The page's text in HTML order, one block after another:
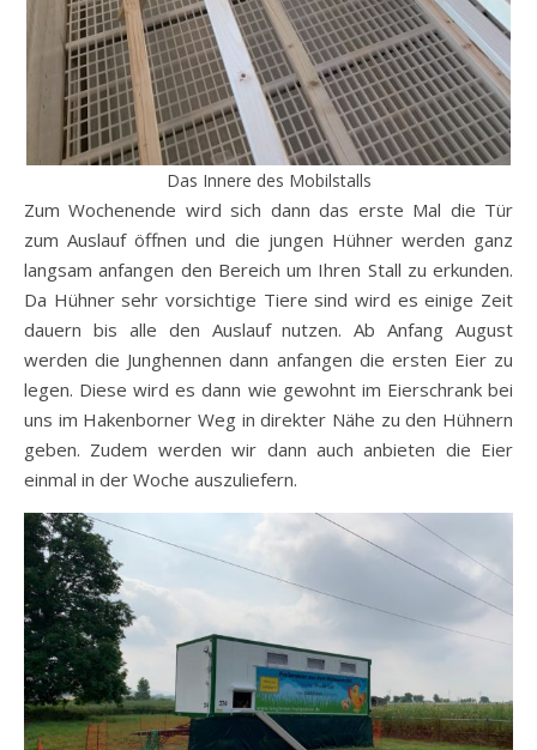
Das Innere des Mobilstalls
Zum Wochenende wird sich dann das erste Mal die Tür
zum Auslauf öffnen und die jungen Hühner werden ganz
langsam anfangen den Bereich um Ihren Stall zu erkunden.
Da Hühner sehr vorsichtige Tiere sind wird es einige Zeit
dauern bis alle den Auslauf nutzen. Ab Anfang August
werden die Junghennen dann anfangen die ersten Eier zu
legen. Diese wird es dann wie gewohnt im Eierschrank bei
uns im Hakenborner Weg in direkter Nähe zu den Hühnern
geben. Zudem werden wir dann auch anbieten die Eier
einmal in der Woche auszuliefern.